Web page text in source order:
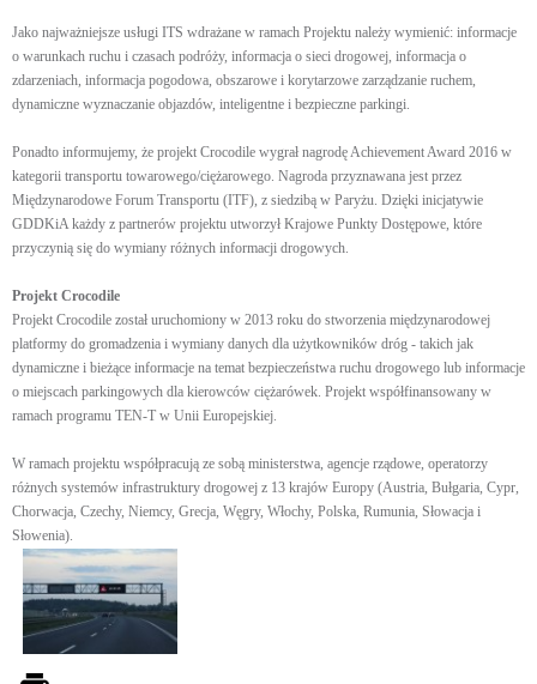
Jako najważniejsze usługi ITS wdrażane w ramach Projektu należy wymienić: informacje
o warunkach ruchu i czasach podróży, informacja o sieci drogowej, informacja o
zdarzeniach, informacja pogodowa, obszarowe i korytarzowe zarządzanie ruchem,
dynamiczne wyznaczanie objazdów, inteligentne i bezpieczne parkingi.
Ponadto informujemy, że projekt Crocodile wygrał nagrodę Achievement Award 2016 w
kategorii transportu towarowego/ciężarowego. Nagroda przyznawana jest przez
Międzynarodowe Forum Transportu (ITF), z siedzibą w Paryżu. Dzięki inicjatywie
GDDKiA każdy z partnerów projektu utworzył Krajowe Punkty Dostępowe, które
przyczynią się do wymiany różnych informacji drogowych.
Projekt Crocodile
Projekt Crocodile został uruchomiony w 2013 roku do stworzenia międzynarodowej
platformy do gromadzenia i wymiany danych dla użytkowników dróg - takich jak
dynamiczne i bieżące informacje na temat bezpieczeństwa ruchu drogowego lub informacje
o miejscach parkingowych dla kierowców ciężarówek. Projekt współfinansowany w
ramach programu TEN-T w Unii Europejskiej.
W ramach projektu współpracują ze sobą ministerstwa, agencje rządowe, operatorzy
różnych systemów infrastruktury drogowej z 13 krajów Europy (Austria, Bułgaria, Cypr,
Chorwacja, Czechy, Niemcy, Grecja, Węgry, Włochy, Polska, Rumunia, Słowacja i
Słowenia).